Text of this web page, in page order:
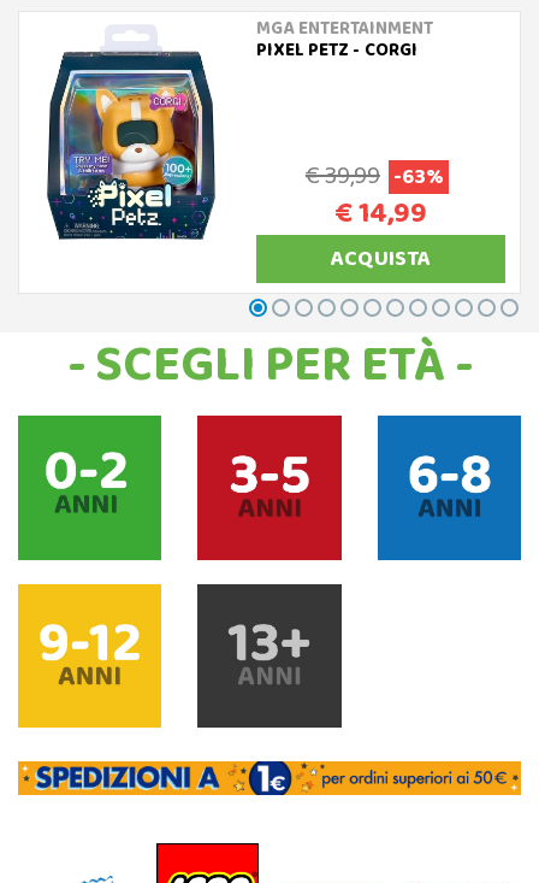
MGA ENTERTAINMENT
PIXEL PETZ - CORGI
€ 39,99 -63%
€ 14,99
ACQUISTA
- SCEGLI PER ETÀ -